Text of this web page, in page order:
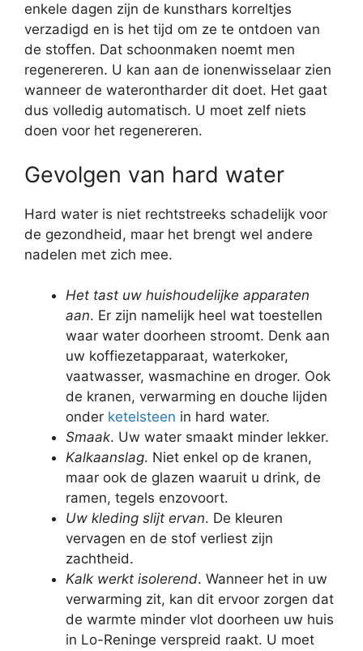
enkele dagen zijn de kunsthars korreltjes
verzadigd en is het tijd om ze te ontdoen van
de stoffen. Dat schoonmaken noemt men
regenereren. U kan aan de ionenwisselaar zien
wanneer de waterontharder dit doet. Het gaat
dus volledig automatisch. U moet zelf niets
doen voor het regenereren.
Gevolgen van hard water
Hard water is niet rechtstreeks schadelijk voor
de gezondheid, maar het brengt wel andere
nadelen met zich mee.
Het tast uw huishoudelijke apparaten
aan. Er zijn namelijk heel wat toestellen
waar water doorheen stroomt. Denk aan
uw koffiezetapparaat, waterkoker,
vaatwasser, wasmachine en droger. Ook
de kranen, verwarming en douche lijden
onder ketelsteen in hard water.
Smaak. Uw water smaakt minder lekker.
Kalkaanslag. Niet enkel op de kranen,
maar ook de glazen waaruit u drink, de
ramen, tegels enzovoort.
Uw kleding slijt ervan. De kleuren
vervagen en de stof verliest zijn
zachtheid.
Kalk werkt isolerend. Wanneer het in uw
verwarming zit, kan dit ervoor zorgen dat
de warmte minder vlot doorheen uw huis
in Lo-Reninge verspreid raakt. U moet